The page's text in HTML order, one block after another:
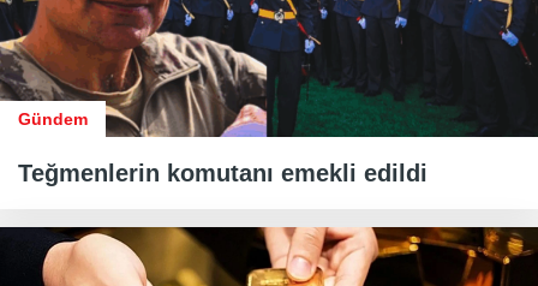
Gündem
Teğmenlerin komutanı emekli edildi